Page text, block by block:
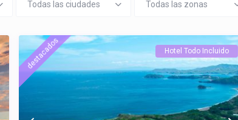
Todas las ciudades Todas las zonas
destacados Hotel Todo Incluido